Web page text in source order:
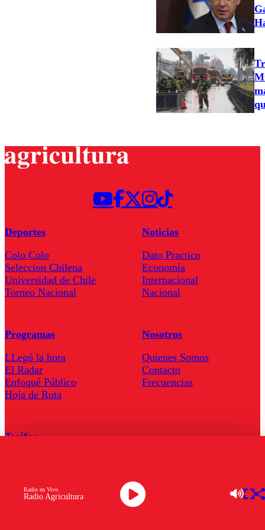
Radio Agricultura
Radio en Vivo
Deportes
Colo Colo
Seleccion Chilena
Universidad de Chile
Torneo Nacional
Noticias
Dato Practico
Economía
Internacional
Nacional
Programas
LLegó la hora
El Radar
Enfoqué Público
Hoja de Ruta
Nosotros
Quienes Somos
Contacto
Frecuencias
Tarifas